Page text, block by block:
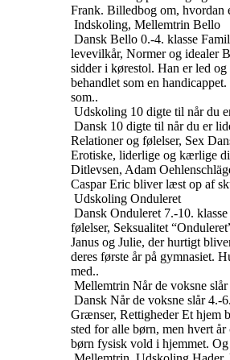
Frank. Billedbog om, hvordan
Indskoling, Mellemtrin Bello
Dansk Bello 0.-4. klasse
levevilkår, Normer og idealer
sidder i kørestol. Han er led
behandlet som en
som..
Udskoling 10 digte til når du
Dansk 10 digte til når du er
Relationer og følelser, Sex
Erotiske, liderlige og kærlige
Ditlevsen, Adam
Caspar Eric bliver læst op af
Udskoling Onduleret
Dansk Onduleret 7.-10. klasse
følelser, Seksualitet
Janus og Julie, der hurtigt
deres første år på gymnasiet.
med..
Mellemtrin Når de voksne slår
Dansk Når de voksne slår 4.-
Grænser, Rettigheder Et hjem
sted for alle børn, men hvert år
børn fysisk vold i hjemmet. Og